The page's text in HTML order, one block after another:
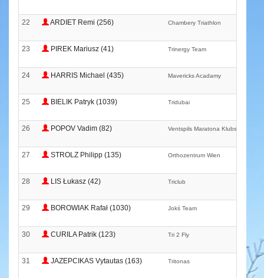
22 ARDIET Remi (256) Chambery Triathlon
23 PIREK Mariusz (41) Trinergy Team
24 HARRIS Michael (435) Mavericks Acadamy
25 BIELIK Patryk (1039) Tridubai
26 POPOV Vadim (82) Ventspils Maratona Klubs
27 STROLZ Philipp (135) Orthozentrum Wien
28 LIS Łukasz (42) Triclub
29 BOROWIAK Rafał (1030) Jokś Team
30 CURILA Patrik (123) Tri 2 Fly
31 JAZEPCIKAS Vytautas (163) Tritonas